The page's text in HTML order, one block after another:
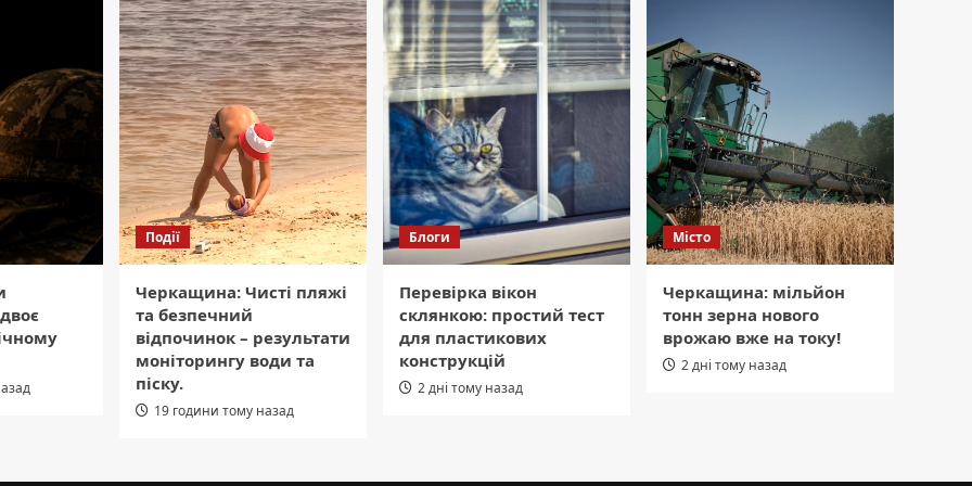
Події
Черкащина: Чисті пляжі
та безпечний
відпочинок – результати
моніторингу води та
піску.
19 години тому назад
Блоги
Перевірка вікон
склянкою: простий тест
для пластикових
конструкцій
2 дні тому назад
Місто
Черкащина: мільйон
тонн зерна нового
врожаю вже на току!
2 дні тому назад